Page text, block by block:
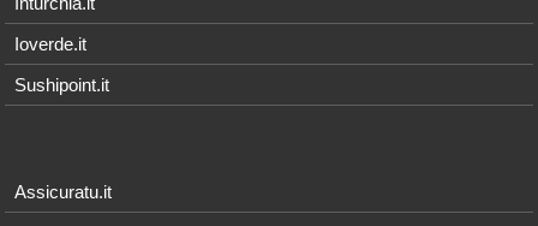
Ioverde.it
Sushipoint.it
Assicuratu.it